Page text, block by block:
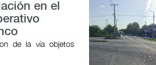
en el
de la vía objetos